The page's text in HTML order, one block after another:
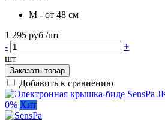
M - от 48 см
1 295 руб /шт
-
+
шт
Заказать товар
Добавить к сравнению
0% Хит